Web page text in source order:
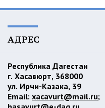
АДРЕС
Республика Дагестан
г. Хасавюрт, 368000
ул. Ирчи-Казака, 39
Email: xacavurt@mail.ru;